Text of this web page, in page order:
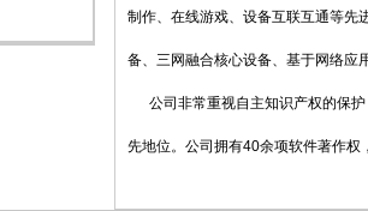
制作、在线游戏、设备互联互通等先
备、三网融合核心设备、基于网络应
公司非常重视自主知识产权的保护
先地位。公司拥有40余项软件著作